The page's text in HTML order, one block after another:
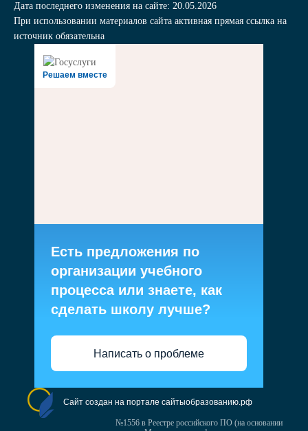
Дата последнего изменения на сайте: 20.05.2026
При использовании материалов сайта активная прямая ссылка на
источник обязательна
Решаем вместе
Есть предложения по
организации учебного
процесса или знаете, как
сделать школу лучше?
Написать о проблеме
Сайт создан на портале сайтыобразованию.рф
№1556 в Реестре российского ПО (на основании